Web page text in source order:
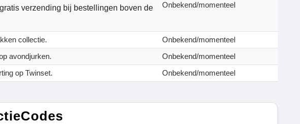
verzending bij bestellingen boven de
Onbekend/momenteel
collectie.
Onbekend/momenteel
avondjurken.
Onbekend/momenteel
op Twinset.
Onbekend/momenteel